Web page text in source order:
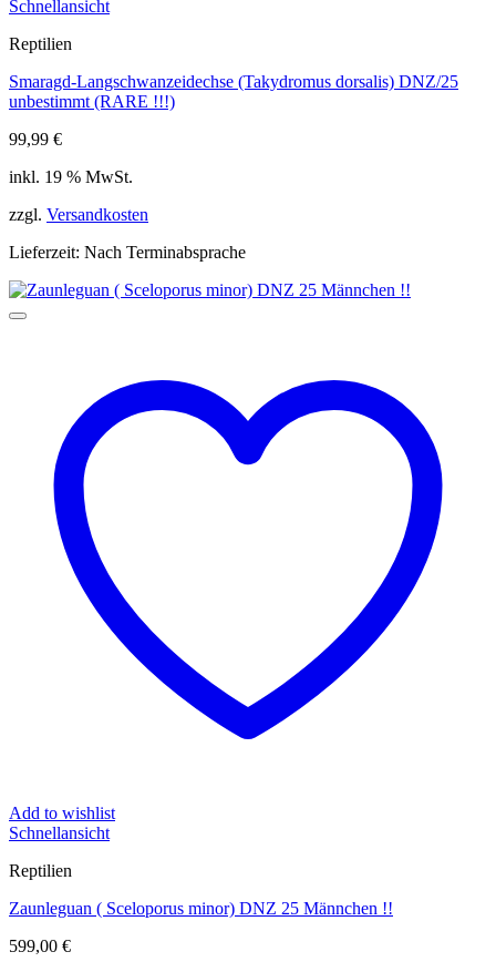
Schnellansicht
Reptilien
Smaragd-Langschwanzeidechse (Takydromus dorsalis) DNZ/25
unbestimmt (RARE !!!)
99,99 €
inkl. 19 % MwSt.
zzgl. Versandkosten
Lieferzeit: Nach Terminabsprache
Add to wishlist
Schnellansicht
Reptilien
Zaunleguan ( Sceloporus minor) DNZ 25 Männchen !!
599,00 €